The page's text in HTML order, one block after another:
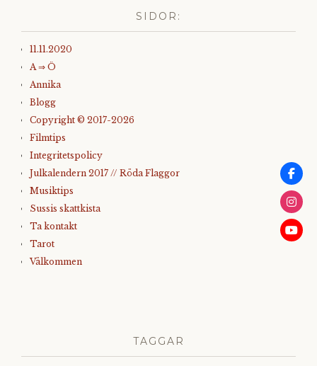
SIDOR:
11.11.2020
A ⇒ Ö
Annika
Blogg
Copyright © 2017-2026
Filmtips
Integritetspolicy
Julkalendern 2017 // Röda Flaggor
Musiktips
Sussis skattkista
Ta kontakt
Tarot
Välkommen
TAGGAR